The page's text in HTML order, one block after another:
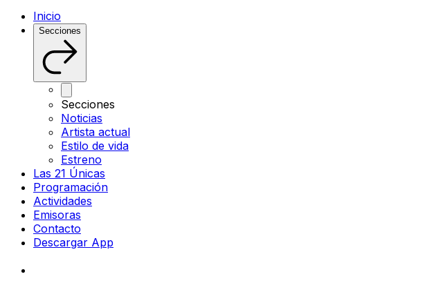
Inicio
Secciones
Secciones
Noticias
Artista actual
Estilo de vida
Estreno
Las 21 Únicas
Programación
Actividades
Emisoras
Contacto
Descargar App